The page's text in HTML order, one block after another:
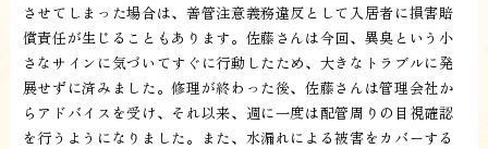
させてしまった場合は、善管注意義務違反として入居者に損害賠
償責任が生じることもあります。佐藤さんは今回、異臭という小
さなサインに気づいてすぐに行動したため、大きなトラブルに発
展せずに済みました。修理が終わった後、佐藤さんは管理会社か
らアドバイスを受け、それ以来、週に一度は配管周りの目視確認
を行うようになりました。また、水漏れによる被害をカバーする